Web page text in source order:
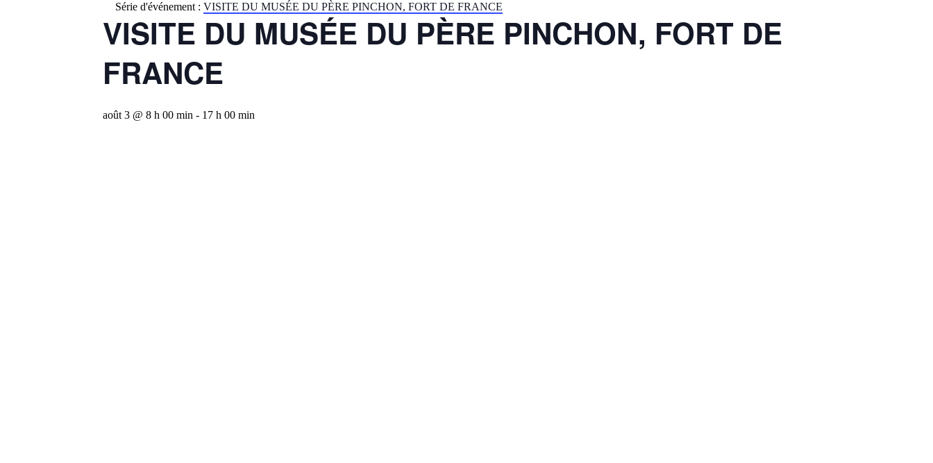
Série d'événement : VISITE DU MUSÉE DU PÈRE PINCHON, FORT DE FRANCE
VISITE DU MUSÉE DU PÈRE PINCHON, FORT DE
FRANCE
août 3 @ 8 h 00 min - 17 h 00 min